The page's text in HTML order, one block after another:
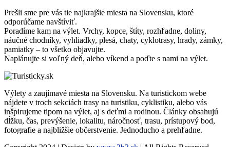
Prešli sme pre vás tie najkrajšie miesta na Slovensku, ktoré
odporúčame navštíviť.
Poradíme kam na výlet. Vrchy, kopce, štíty, rozhľadne, doliny,
náučné chodníky, vyhliadky, plesá, chaty, cyklotrasy, hrady, zámky,
pamiatky – to všetko objavujte.
Naplánujte si voľný deň, alebo víkend a poďte s nami na výlet.
Výlety a zaujímavé miesta na Slovensku. Na turistickom webe
nájdete v troch sekciách trasy na turistiku, cyklistiku, alebo vás
inšpirujeme tipom na výlet, aj s deťmi a rodinou. Články obsahujú
dĺžku, čas, prevýšenie, lokalitu, náročnosť, trasu, prístupový bod,
fotografie a najbližšie občerstvenie. Jednoducho a prehľadne.